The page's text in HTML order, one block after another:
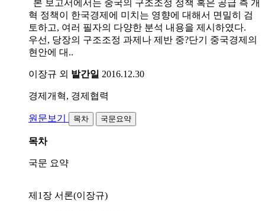
본 보고서에서는 중국의 구조조정 정책 혹은 공급 측 개
혁 정책이 한국경제에 미치는 영향에 대해서 면밀히 검
토하고, 여러 필자의 다양한 분석 내용을 제시하였다.
우선, 당장의 구조조정 과제나 제반 중?단기 중국경제의
현안에 대..
이장규 외 발간일 2016.12.30
경제개혁, 경제협력
원문보기 목차 국문요약
목차
국문 요약
제1장 서론(이장규)